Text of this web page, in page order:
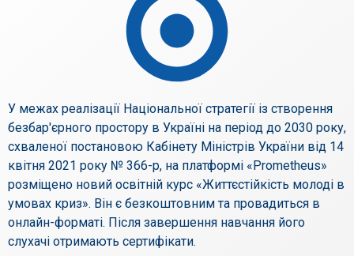
У межах реалізації Національної стратегії із створення
безбар'єрного простору в Україні на період до 2030 року,
схваленої постановою Кабінету Міністрів України від 14
квітня 2021 року № 366-р, на платформі «Prometheus»
розміщено новий освітній курс «Життєстійкість молоді в
умовах криз». Він є безкоштовним та провадиться в
онлайн-форматі. Після завершення навчання його
слухачі отримають сертифікати.